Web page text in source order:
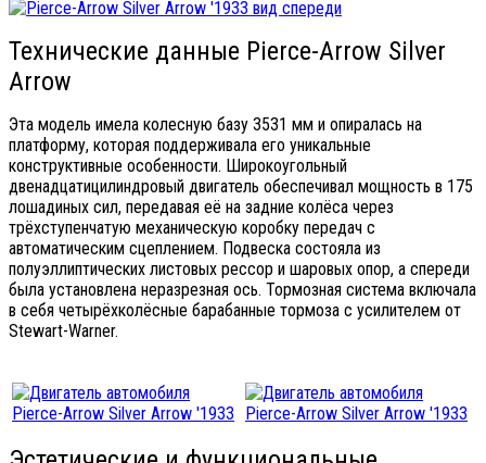
Технические данные Pierce-Arrow Silver
Arrow
Эта модель имела колесную базу 3531 мм и опиралась на
платформу, которая поддерживала его уникальные
конструктивные особенности. Широкоугольный
двенадцатицилиндровый двигатель обеспечивал мощность в 175
лошадиных сил, передавая её на задние колёса через
трёхступенчатую механическую коробку передач с
автоматическим сцеплением. Подвеска состояла из
полуэллиптических листовых рессор и шаровых опор, а спереди
была установлена неразрезная ось. Тормозная система включала
в себя четырёхколёсные барабанные тормоза с усилителем от
Stewart-Warner.